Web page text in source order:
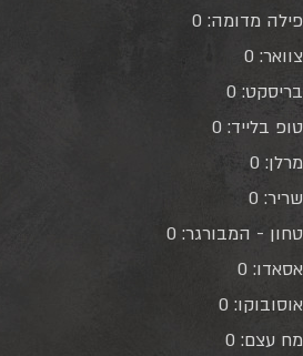
פילה מדומה: 0
צוואר: 0
בריסקט: 0
טופ בלייד: 0
מרלן: 0
שריר: 0
טחון - המבורגר: 0
אסאדו: 0
אוסובוקו: 0
מח עצם: 0